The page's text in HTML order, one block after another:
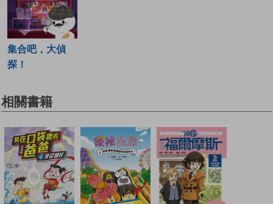
集合吧，大偵
探！
相關書籍